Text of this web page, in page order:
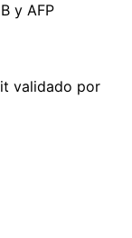
y AFP
validado por